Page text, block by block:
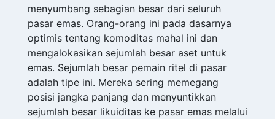
menyumbang sebagian besar dari seluruh
pasar emas. Orang-orang ini pada dasarnya
optimis tentang komoditas mahal ini dan
mengalokasikan sejumlah besar aset untuk
emas. Sejumlah besar pemain ritel di pasar
adalah tipe ini. Mereka sering memegang
posisi jangka panjang dan menyuntikkan
sejumlah besar likuiditas ke pasar emas melalui